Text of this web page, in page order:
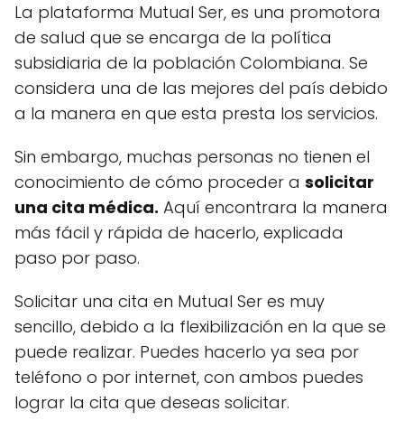
La plataforma Mutual Ser, es una promotora
de salud que se encarga de la política
subsidiaria de la población Colombiana. Se
considera una de las mejores del país debido
a la manera en que esta presta los servicios.
Sin embargo, muchas personas no tienen el
conocimiento de cómo proceder a solicitar
una cita médica. Aquí encontrara la manera
más fácil y rápida de hacerlo, explicada
paso por paso.
Solicitar una cita en Mutual Ser es muy
sencillo, debido a la flexibilización en la que se
puede realizar. Puedes hacerlo ya sea por
teléfono o por internet, con ambos puedes
lograr la cita que deseas solicitar.